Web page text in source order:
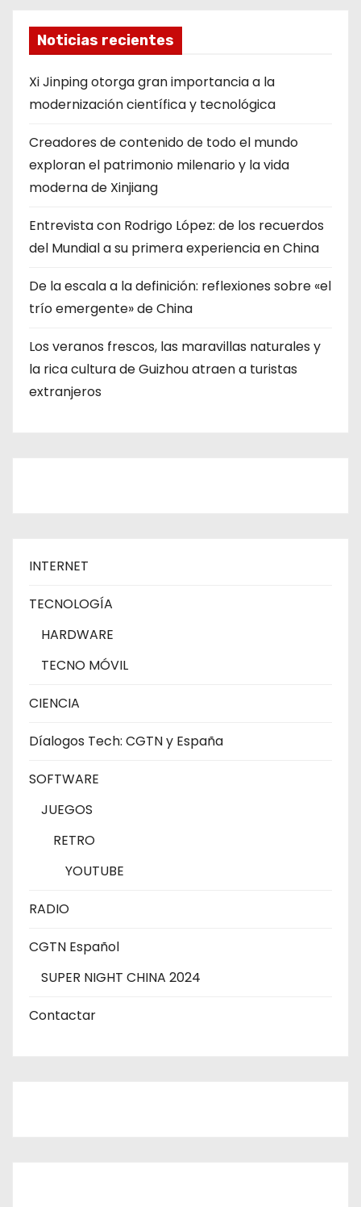
Noticias recientes
Xi Jinping otorga gran importancia a la
modernización científica y tecnológica
Creadores de contenido de todo el mundo
exploran el patrimonio milenario y la vida
moderna de Xinjiang
Entrevista con Rodrigo López: de los recuerdos
del Mundial a su primera experiencia en China
De la escala a la definición: reflexiones sobre «el
trío emergente» de China
Los veranos frescos, las maravillas naturales y
la rica cultura de Guizhou atraen a turistas
extranjeros
INTERNET
TECNOLOGÍA
HARDWARE
TECNO MÓVIL
CIENCIA
Díalogos Tech: CGTN y España
SOFTWARE
JUEGOS
RETRO
YOUTUBE
RADIO
CGTN Español
SUPER NIGHT CHINA 2024
Contactar